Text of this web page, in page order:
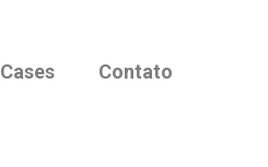
Cases Contato